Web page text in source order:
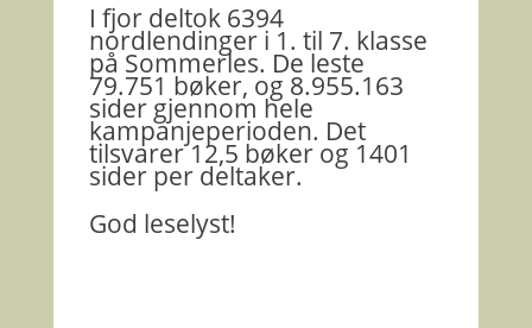
I fjor deltok 6394
nordlendinger i 1. til 7. klasse
på Sommerles. De leste
79.751 bøker, og 8.955.163
sider gjennom hele
kampanjeperioden. Det
tilsvarer 12,5 bøker og 1401
sider per deltaker.
God leselyst!